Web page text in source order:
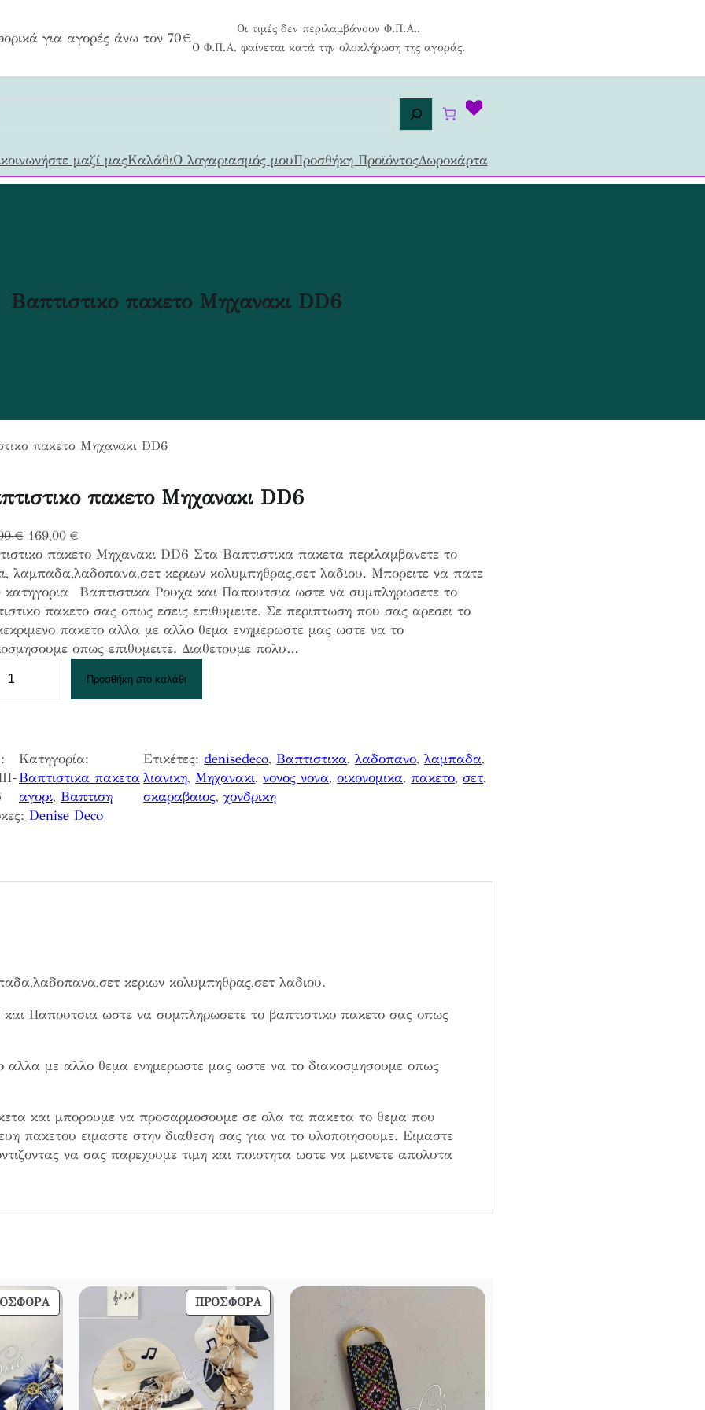
για αγορές άνω τον 70€
Οι τιμές δεν περιλαμβάνουν Φ.Π.Α..
Ο Φ.Π.Α. φαίνεται κατά την ολοκλήρωση της αγοράς.
μαζί μαςΚαλάθιΟ λογαριασμός μουΠροσθήκη ΠροϊόντοςΔωροκάρτα
Βαπτιστικο πακετο Μηχανακι DD6
πακετο Μηχανακι DD6
πακετο Μηχανακι DD6
€ O
r
i
g
i
n
a
e
w
a
s
€
.
169,00 €Η
τ
ρ
έ
χ
ο
υ
ή
ε
ί
ν
0
πακετο Μηχανακι DD6 Στα Βαπτιστικα πακετα περιλαμβανετε το
λαμπαδα,λαδοπανα,σετ κεριων κολυμπηθρας,σετ λαδιου. Μπορειτε να πατε
κατηγορια Βαπτιστικα Ρουχα και Παπουτσια ωστε να συμπληρωσετε το
πακετο σας οπως εσεις επιθυμειτε. Σε περιπτωση που σας αρεσει το
πακετο αλλα με αλλο θεμα ενημερωστε μας ωστε να το
οπως επιθυμειτε. Διαθετουμε πολυ…
Προσθήκη στο καλάθι
Κατηγορία:
Βαπτιστικα πακετα
αγορι, Βαπτιση
Ετικέτες:denisedeco, Βαπτιστικα, λαδοπανο, λαμπαδα
λιανικη, Μηχανακι, νονος νονα, οικονομικα, πακετο, σετ
σκαραβαιος, χονδρικη
Denise Deco
κεριων κολυμπηθρας,σετ λαδιου.
Παπουτσια ωστε να συμπληρωσετε το βαπτιστικο πακετο σας οπως
αλλα με αλλο θεμα ενημερωστε μας ωστε να το διακοσμησουμε οπως
και μπορουμε να προσαρμοσουμε σε ολα τα πακετα το θεμα που
πακετου ειμαστε στην διαθεση σας για να το υλοποιησουμε. Ειμαστε
να σας παρεχουμε τιμη και ποιοτητα ωστε να μεινετε απολυτα
ΠΡΟΪΌΝ
ΠΡΟΣΦΟΡΆΠΡΟΪΌΝ
ΣΕ
ΠΡΟΣΦΟΡΆ